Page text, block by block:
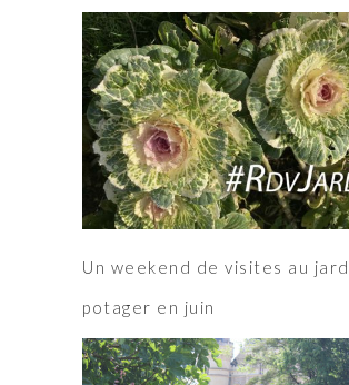
Un weekend de visites au
potager en juin